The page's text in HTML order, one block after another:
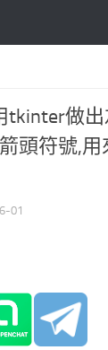
tkinter做
頭符號,
01